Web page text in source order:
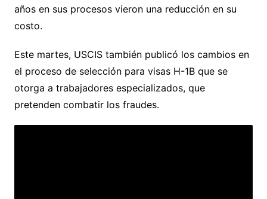
años en sus procesos vieron una reducción en su
costo.
Este martes, USCIS también publicó los cambios en
el proceso de selección para visas H-1B que se
otorga a trabajadores especializados, que
pretenden combatir los fraudes.